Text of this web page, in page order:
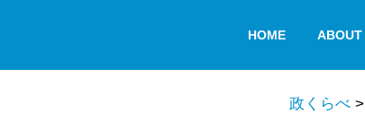
HOME ABOUT
政くらべ >